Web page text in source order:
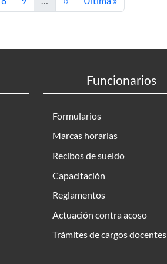
Funcionarios
Formularios
Marcas horarias
Recibos de sueldo
Capacitación
Reglamentos
Actuación contra acoso
Trámites de cargos docentes